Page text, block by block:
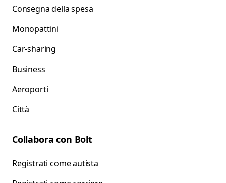
Consegna della spesa
Monopattini
Car-sharing
Business
Aeroporti
Città
Collabora con Bolt
Registrati come autista